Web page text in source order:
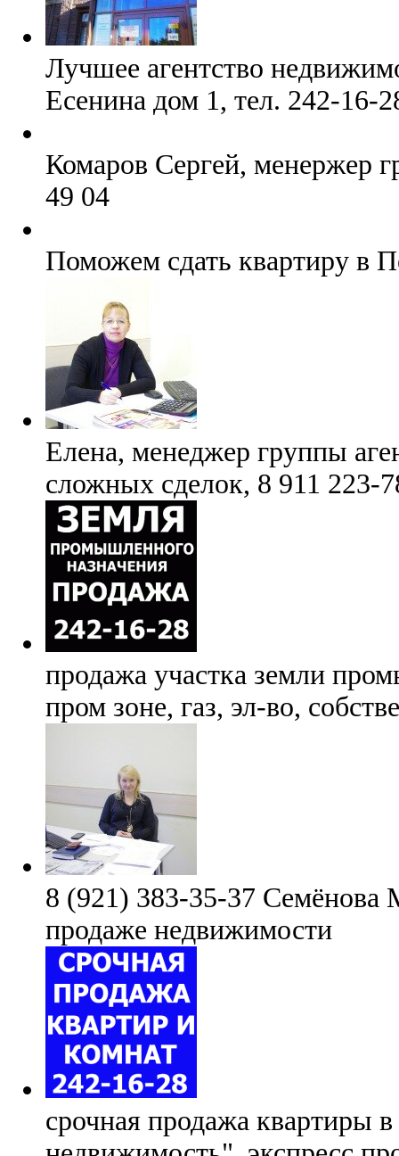
Лучшее агентство
Есенина дом 1, тел. 242-16-
Комаров Сергей, менержер
49 04
Поможем сдать квартиру в
Елена, менеджер группы
сложных сделок, 8 911 223-
продажа участка земли
пром зоне, газ, эл-во,
8 (921) 383-35-37 Семёнова
продаже недвижимости
срочная продажа квартиры в